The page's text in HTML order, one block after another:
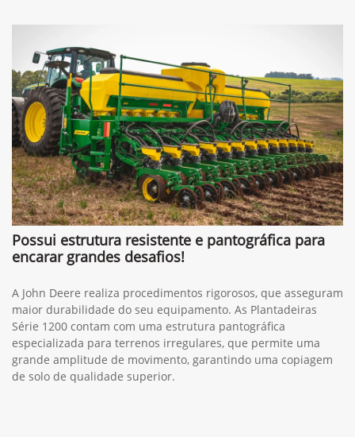
Possui estrutura resistente e pantográfica para
encarar grandes desafios!
A John Deere realiza procedimentos rigorosos, que asseguram
maior durabilidade do seu equipamento. As Plantadeiras
Série 1200 contam com uma estrutura pantográfica
especializada para terrenos irregulares, que permite uma
grande amplitude de movimento, garantindo uma copiagem
de solo de qualidade superior.